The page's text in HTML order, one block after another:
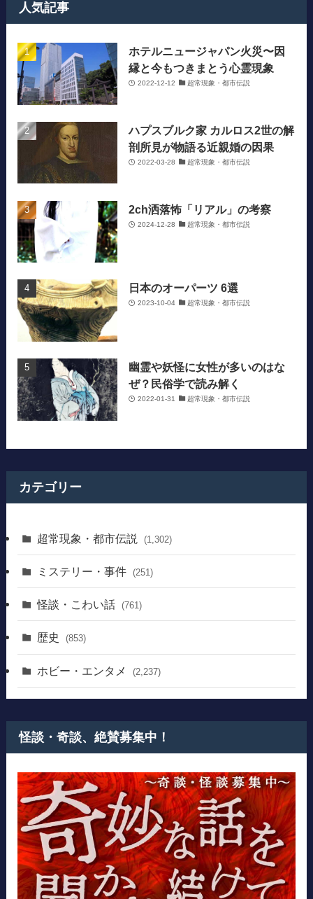
人気記事
ホテルニュージャパン火災〜因
縁と今もつきまとう心霊現象
2022-12-12 超常現象・都市伝説
ハプスブルク家 カルロス2世の解
剖所見が物語る近親婚の因果
2022-03-28 超常現象・都市伝説
2ch洒落怖「リアル」の考察
2024-12-28 超常現象・都市伝説
日本のオーパーツ 6選
2023-10-04 超常現象・都市伝説
幽霊や妖怪に女性が多いのはな
ぜ？民俗学で読み解く
2022-01-31 超常現象・都市伝説
カテゴリー
超常現象・都市伝説 (1,302)
ミステリー・事件 (251)
怪談・こわい話 (761)
歴史 (853)
ホビー・エンタメ (2,237)
怪談・奇談、絶賛募集中！